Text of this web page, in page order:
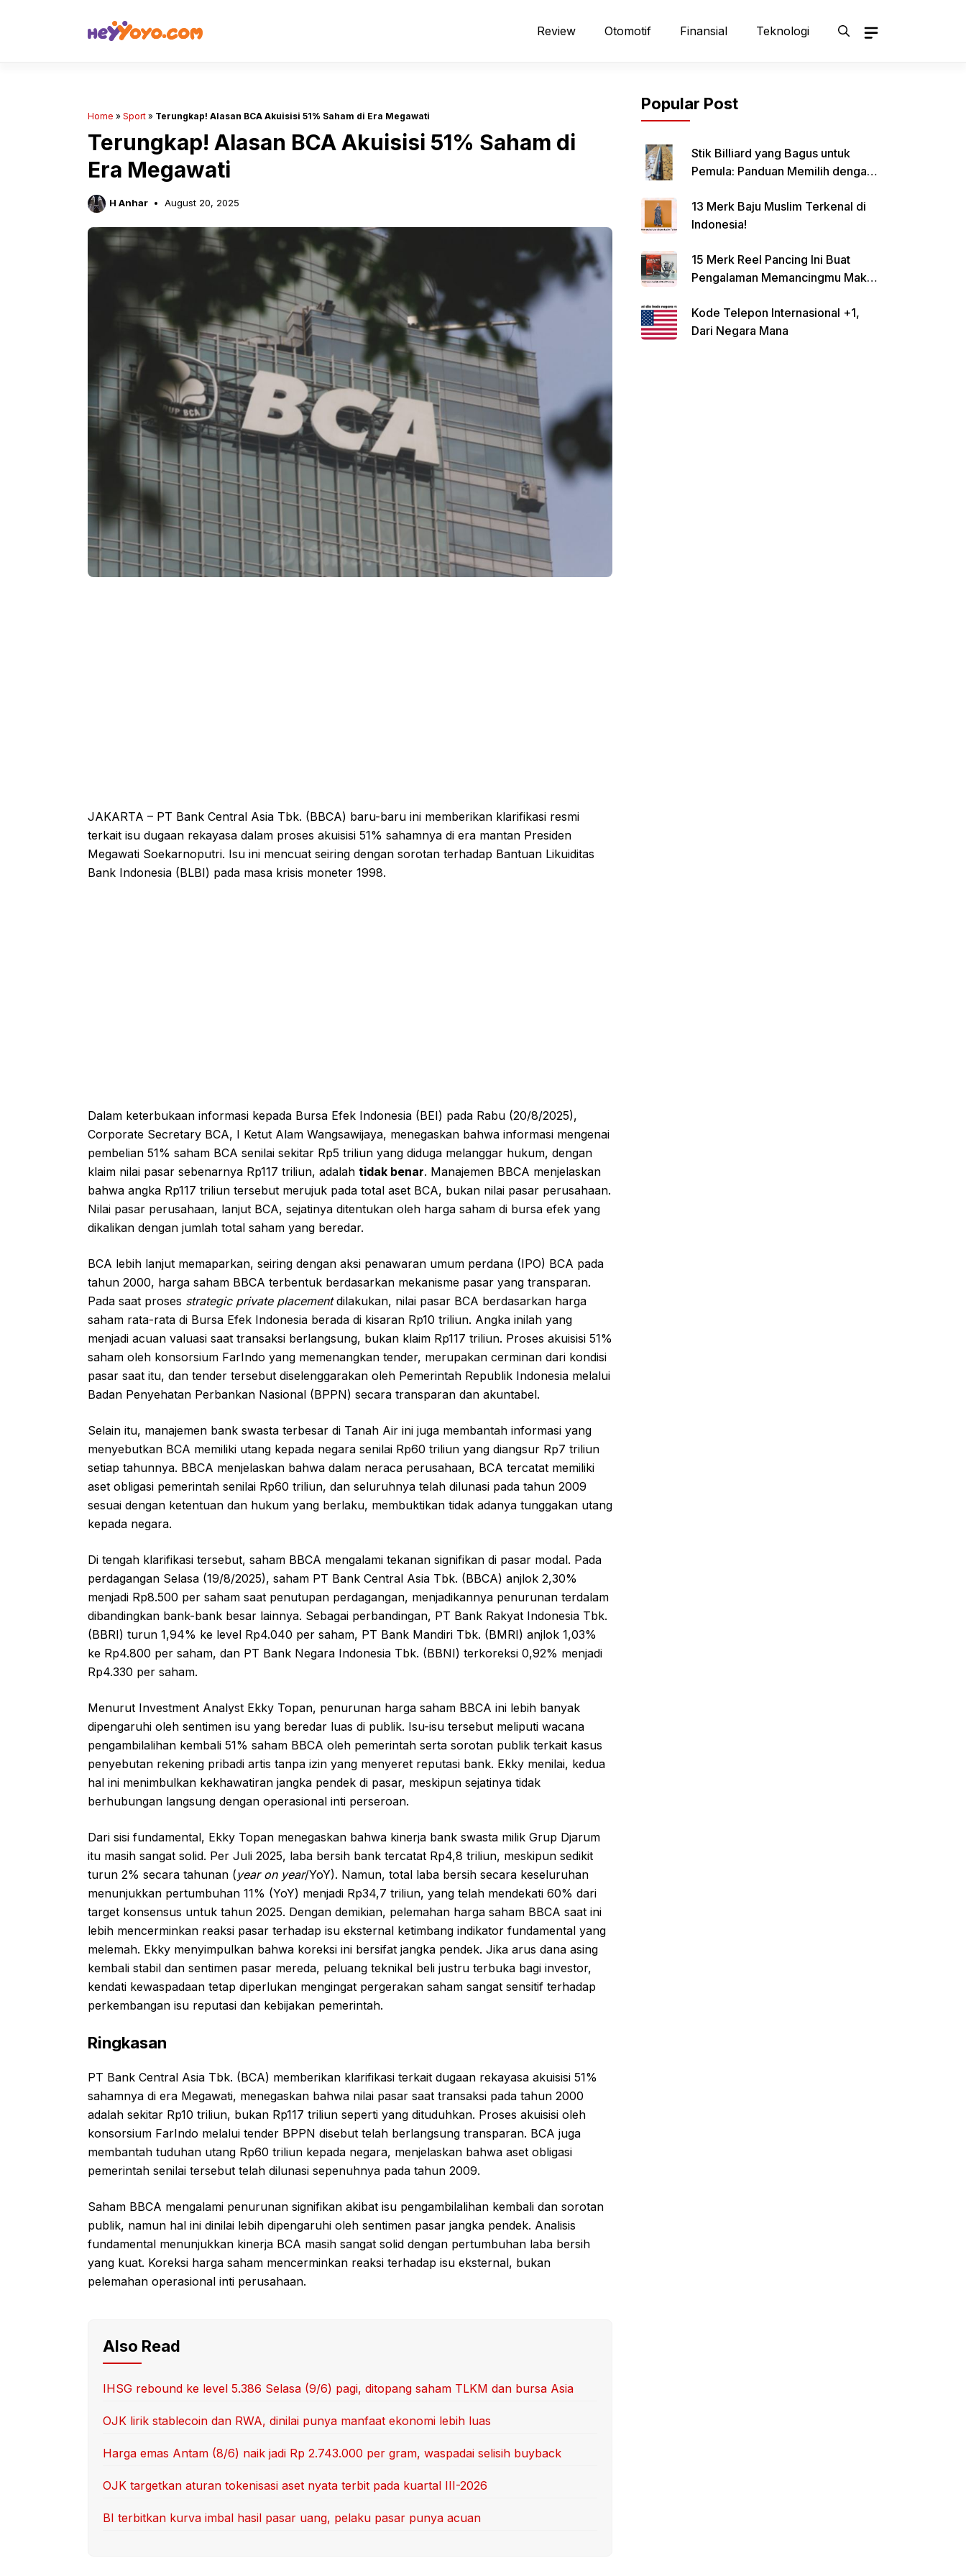
Review Otomotif Finansial Teknologi
Home » Sport » Terungkap! Alasan BCA Akuisisi 51% Saham di Era Megawati
Terungkap! Alasan BCA Akuisisi 51% Saham di
Era Megawati
H Anhar August 20, 2025
JAKARTA – PT Bank Central Asia Tbk. (BBCA) baru-baru ini memberikan klarifikasi resmi
terkait isu dugaan rekayasa dalam proses akuisisi 51% sahamnya di era mantan Presiden
Megawati Soekarnoputri. Isu ini mencuat seiring dengan sorotan terhadap Bantuan Likuiditas
Bank Indonesia (BLBI) pada masa krisis moneter 1998.
Dalam keterbukaan informasi kepada Bursa Efek Indonesia (BEI) pada Rabu (20/8/2025),
Corporate Secretary BCA, I Ketut Alam Wangsawijaya, menegaskan bahwa informasi mengenai
pembelian 51% saham BCA senilai sekitar Rp5 triliun yang diduga melanggar hukum, dengan
klaim nilai pasar sebenarnya Rp117 triliun, adalah tidak benar. Manajemen BBCA menjelaskan
bahwa angka Rp117 triliun tersebut merujuk pada total aset BCA, bukan nilai pasar perusahaan.
Nilai pasar perusahaan, lanjut BCA, sejatinya ditentukan oleh harga saham di bursa efek yang
dikalikan dengan jumlah total saham yang beredar.
BCA lebih lanjut memaparkan, seiring dengan aksi penawaran umum perdana (IPO) BCA pada
tahun 2000, harga saham BBCA terbentuk berdasarkan mekanisme pasar yang transparan.
Pada saat proses strategic private placementdilakukan, nilai pasar BCA berdasarkan harga
saham rata-rata di Bursa Efek Indonesia berada di kisaran Rp10 triliun. Angka inilah yang
menjadi acuan valuasi saat transaksi berlangsung, bukan klaim Rp117 triliun. Proses akuisisi 51%
saham oleh konsorsium FarIndo yang memenangkan tender, merupakan cerminan dari kondisi
pasar saat itu, dan tender tersebut diselenggarakan oleh Pemerintah Republik Indonesia melalui
Badan Penyehatan Perbankan Nasional (BPPN) secara transparan dan akuntabel.
Selain itu, manajemen bank swasta terbesar di Tanah Air ini juga membantah informasi yang
menyebutkan BCA memiliki utang kepada negara senilai Rp60 triliun yang diangsur Rp7 triliun
setiap tahunnya. BBCA menjelaskan bahwa dalam neraca perusahaan, BCA tercatat memiliki
aset obligasi pemerintah senilai Rp60 triliun, dan seluruhnya telah dilunasi pada tahun 2009
sesuai dengan ketentuan dan hukum yang berlaku, membuktikan tidak adanya tunggakan utang
kepada negara.
Di tengah klarifikasi tersebut, saham BBCA mengalami tekanan signifikan di pasar modal. Pada
perdagangan Selasa (19/8/2025), saham PT Bank Central Asia Tbk. (BBCA) anjlok 2,30%
menjadi Rp8.500 per saham saat penutupan perdagangan, menjadikannya penurunan terdalam
dibandingkan bank-bank besar lainnya. Sebagai perbandingan, PT Bank Rakyat Indonesia Tbk.
(BBRI) turun 1,94% ke level Rp4.040 per saham, PT Bank Mandiri Tbk. (BMRI) anjlok 1,03%
ke Rp4.800 per saham, dan PT Bank Negara Indonesia Tbk. (BBNI) terkoreksi 0,92% menjadi
Rp4.330 per saham.
Menurut Investment Analyst Ekky Topan, penurunan harga saham BBCA ini lebih banyak
dipengaruhi oleh sentimen isu yang beredar luas di publik. Isu-isu tersebut meliputi wacana
pengambilalihan kembali 51% saham BBCA oleh pemerintah serta sorotan publik terkait kasus
penyebutan rekening pribadi artis tanpa izin yang menyeret reputasi bank. Ekky menilai, kedua
hal ini menimbulkan kekhawatiran jangka pendek di pasar, meskipun sejatinya tidak
berhubungan langsung dengan operasional inti perseroan.
Dari sisi fundamental, Ekky Topan menegaskan bahwa kinerja bank swasta milik Grup Djarum
itu masih sangat solid. Per Juli 2025, laba bersih bank tercatat Rp4,8 triliun, meskipun sedikit
turun 2% secara tahunan (year on year/YoY). Namun, total laba bersih secara keseluruhan
menunjukkan pertumbuhan 11% (YoY) menjadi Rp34,7 triliun, yang telah mendekati 60% dari
target konsensus untuk tahun 2025. Dengan demikian, pelemahan harga saham BBCA saat ini
lebih mencerminkan reaksi pasar terhadap isu eksternal ketimbang indikator fundamental yang
melemah. Ekky menyimpulkan bahwa koreksi ini bersifat jangka pendek. Jika arus dana asing
kembali stabil dan sentimen pasar mereda, peluang teknikal beli justru terbuka bagi investor,
kendati kewaspadaan tetap diperlukan mengingat pergerakan saham sangat sensitif terhadap
perkembangan isu reputasi dan kebijakan pemerintah.
Ringkasan
PT Bank Central Asia Tbk. (BCA) memberikan klarifikasi terkait dugaan rekayasa akuisisi 51%
sahamnya di era Megawati, menegaskan bahwa nilai pasar saat transaksi pada tahun 2000
adalah sekitar Rp10 triliun, bukan Rp117 triliun seperti yang dituduhkan. Proses akuisisi oleh
konsorsium FarIndo melalui tender BPPN disebut telah berlangsung transparan. BCA juga
membantah tuduhan utang Rp60 triliun kepada negara, menjelaskan bahwa aset obligasi
pemerintah senilai tersebut telah dilunasi sepenuhnya pada tahun 2009.
Saham BBCA mengalami penurunan signifikan akibat isu pengambilalihan kembali dan sorotan
publik, namun hal ini dinilai lebih dipengaruhi oleh sentimen pasar jangka pendek. Analisis
fundamental menunjukkan kinerja BCA masih sangat solid dengan pertumbuhan laba bersih
yang kuat. Koreksi harga saham mencerminkan reaksi terhadap isu eksternal, bukan
pelemahan operasional inti perusahaan.
Also Read
IHSG rebound ke level 5.386 Selasa (9/6) pagi, ditopang saham TLKM dan bursa Asia
OJK lirik stablecoin dan RWA, dinilai punya manfaat ekonomi lebih luas
Harga emas Antam (8/6) naik jadi Rp 2.743.000 per gram, waspadai selisih buyback
OJK targetkan aturan tokenisasi aset nyata terbit pada kuartal III-2026
BI terbitkan kurva imbal hasil pasar uang, pelaku pasar punya acuan
Popular Post
Stik Billiard yang Bagus untuk
Pemula: Panduan Memilih dengan
13 Merk Baju Muslim Terkenal di
Indonesia!
15 Merk Reel Pancing Ini Buat
Pengalaman Memancingmu Makin
Kode Telepon Internasional +1,
Dari Negara Mana